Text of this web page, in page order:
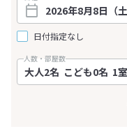
日付指定なし
人数・部屋数